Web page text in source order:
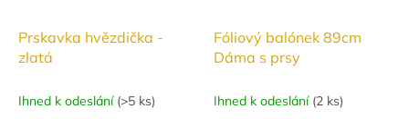
Prskavka hvězdička -
zlatá
Ihned k odeslání (>5 ks)
Fóliový balónek 89cm
Dáma s prsy
Ihned k odeslání (2 ks)